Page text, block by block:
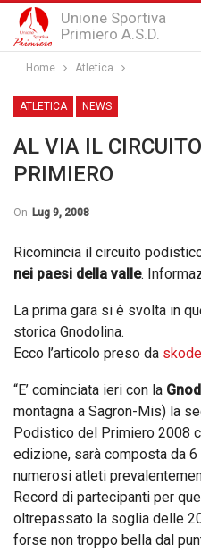
Unione Sportiva
Primiero A.S.D.
Home Atletica
ATLETICA NEWS
AL VIA IL
PRIMIERO
On Lug 9, 2008
Ricomincia il circuito
nei paesi della valle.
La prima gara si è svolta in
storica Gnodolina.
Ecco l’articolo preso da
“E’ cominciata ieri con la
montagna a Sagron-Mis) la
Podistico del Primiero 2008
edizione, sarà composta da
numerosi atleti
Record di partecipanti per
oltrepassato la soglia delle
forse non troppo bella dal